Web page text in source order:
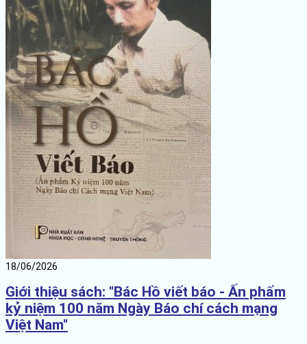
18/06/2026
Giới thiệu sách: "Bác Hồ viết báo - Ấn phẩm
kỷ niệm 100 năm Ngày Báo chí cách mạng
Việt Nam"